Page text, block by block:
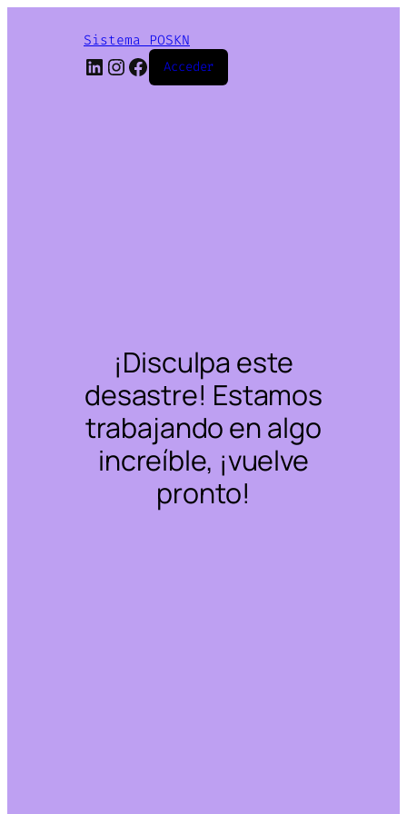
Sistema POSKN
LinkedIn
Instagram
Facebook
Acceder
¡Disculpa este
desastre! Estamos
trabajando en algo
increíble, ¡vuelve
pronto!